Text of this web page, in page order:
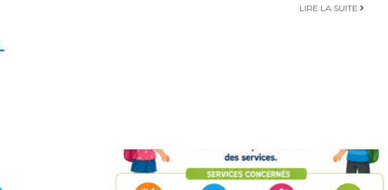
LIRE LA SUITE